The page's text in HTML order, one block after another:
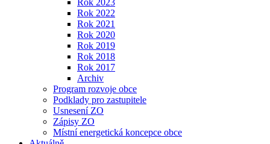
Rok 2023
Rok 2022
Rok 2021
Rok 2020
Rok 2019
Rok 2018
Rok 2017
Archiv
Program rozvoje obce
Podklady pro zastupitele
Usnesení ZO
Zápisy ZO
Místní energetická koncepce obce